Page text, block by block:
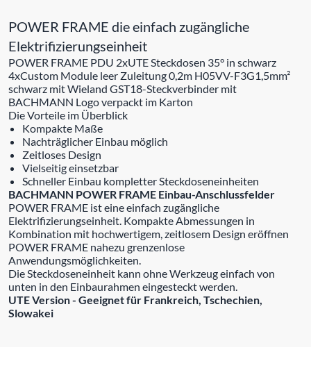
POWER FRAME die einfach zugängliche
Elektrifizierungseinheit
POWER FRAME PDU 2xUTE Steckdosen 35° in schwarz
4xCustom Module leer Zuleitung 0,2m H05VV-F3G1,5mm²
schwarz mit Wieland GST18-Steckverbinder mit
BACHMANN Logo verpackt im Karton
Die Vorteile im Überblick
Kompakte Maße
Nachträglicher Einbau möglich
Zeitloses Design
Vielseitig einsetzbar
Schneller Einbau kompletter Steckdoseneinheiten
BACHMANN POWER FRAME Einbau-Anschlussfelder
POWER FRAME ist eine einfach zugängliche
Elektrifizierungseinheit. Kompakte Abmessungen in
Kombination mit hochwertigem, zeitlosem Design eröffnen
POWER FRAME nahezu grenzenlose
Anwendungsmöglichkeiten.
Die Steckdoseneinheit kann ohne Werkzeug einfach von
unten in den Einbaurahmen eingesteckt werden.
UTE Version - Geeignet für Frankreich, Tschechien,
Slowakei